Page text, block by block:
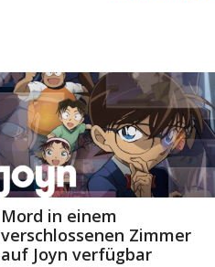
Mord in einem
verschlossenen Zimmer
auf Joyn verfügbar